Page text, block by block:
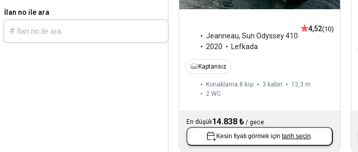
İlan no ile ara
Jeanneau, Sun Odyssey 410
2020
Lefkada
4,52(10)
Kaptansız
Konaklama 8 kişi 3 kabin
12,3 m
2 WC
En düşük14.838 ₺ / gece
Kesin fiyatı görmek için tarih seçin.